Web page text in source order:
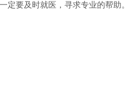
定要及时就医，寻求专业的帮助。